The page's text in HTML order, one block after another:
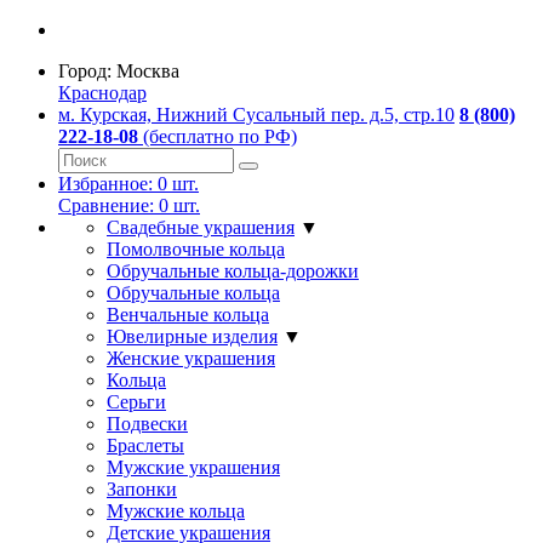
Город: Москва
Краснодар
м. Курская, Нижний Сусальный пер. д.5, стр.10 8 (800)
222-18-08 (бесплатно по РФ)
Избранное: 0 шт.
Сравнение: 0 шт.
Свадебные украшения ▼
Помолвочные кольца
Обручальные кольца-дорожки
Обручальные кольца
Венчальные кольца
Ювелирные изделия ▼
Женские украшения
Кольца
Серьги
Подвески
Браслеты
Мужские украшения
Запонки
Мужские кольца
Детские украшения